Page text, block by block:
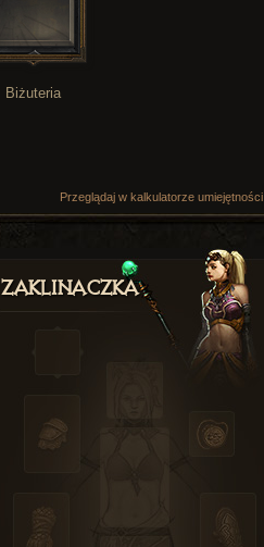
Biżuteria
Przeglądaj w kalkulatorze umiejętności
Zaklinaczka